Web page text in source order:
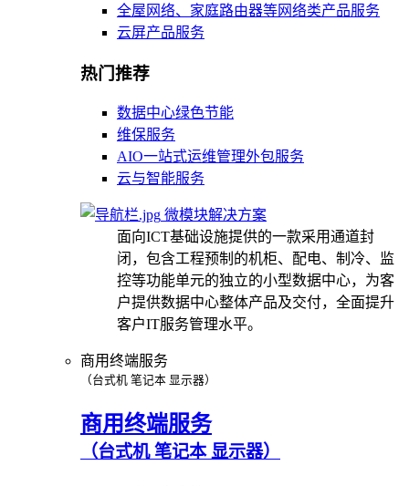
全屋网络、家庭路由器等网络类产品服务
云屏产品服务
热门推荐
数据中心绿色节能
维保服务
AIO一站式运维管理外包服务
云与智能服务
微模块解决方案
面向ICT基础设施提供的一款采用通道封
闭，包含工程预制的机柜、配电、制冷、监
控等功能单元的独立的小型数据中心，为客
户提供数据中心整体产品及交付，全面提升
客户IT服务管理水平。
商用终端服务
（台式机 笔记本 显示器）
商用终端服务
（台式机 笔记本 显示器）